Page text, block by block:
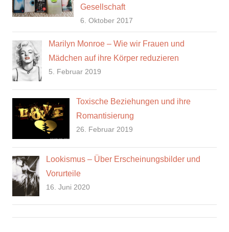
Gesellschaft
6. Oktober 2017
Marilyn Monroe – Wie wir Frauen und
Mädchen auf ihre Körper reduzieren
5. Februar 2019
Toxische Beziehungen und ihre
Romantisierung
26. Februar 2019
Lookismus – Über Erscheinungsbilder und
Vorurteile
16. Juni 2020